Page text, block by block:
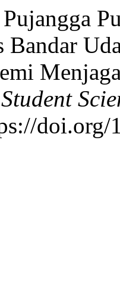
Bandar
Student
doi.org/